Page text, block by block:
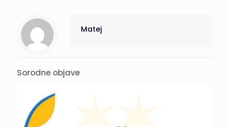
Matej
Sorodne objave